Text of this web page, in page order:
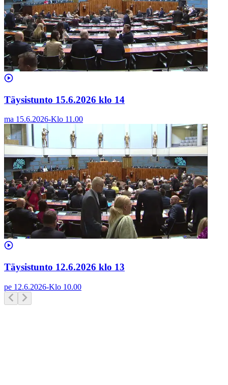
Täysistunto 15.6.2026 klo 14
ma 15.6.2026-Klo 11.00
Täysistunto 12.6.2026 klo 13
pe 12.6.2026-Klo 10.00